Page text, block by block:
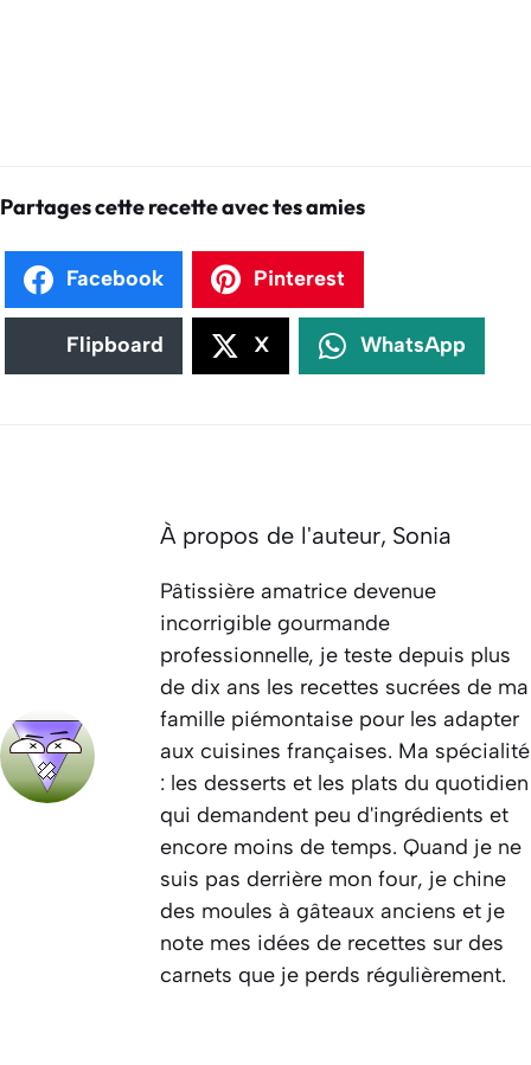
Partages cette recette avec tes amies
Facebook Pinterest
Flipboard X WhatsApp
À propos de l'auteur, Sonia
Pâtissière amatrice devenue
incorrigible gourmande
professionnelle, je teste depuis plus
de dix ans les recettes sucrées de ma
famille piémontaise pour les adapter
aux cuisines françaises. Ma spécialité
: les desserts et les plats du quotidien
qui demandent peu d'ingrédients et
encore moins de temps. Quand je ne
suis pas derrière mon four, je chine
des moules à gâteaux anciens et je
note mes idées de recettes sur des
carnets que je perds régulièrement.